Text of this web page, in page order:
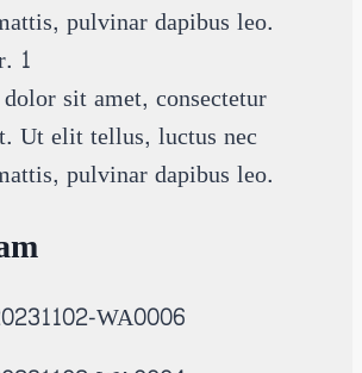
pulvinar dapibus leo.
1
sit amet, consectetur
Ut elit tellus, luctus nec
pulvinar dapibus leo.